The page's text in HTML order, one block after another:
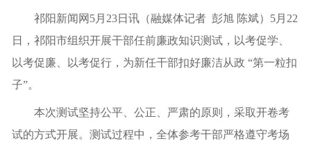
祁阳新闻网5月23日讯（融媒体记者 彭旭 陈斌）5月22
日，祁阳市组织开展干部任前廉政知识测试，以考促学、
以考促廉、以考促行，为新任干部扣好廉洁从政 “第一粒扣
子”。
本次测试坚持公平、公正、严肃的原则，采取开卷考
试的方式开展。测试过程中，全体参考干部严格遵守考场